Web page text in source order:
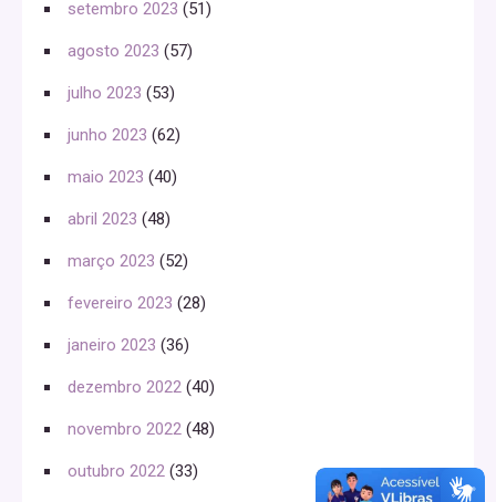
setembro 2023 (51)
agosto 2023 (57)
julho 2023 (53)
junho 2023 (62)
maio 2023 (40)
abril 2023 (48)
março 2023 (52)
fevereiro 2023 (28)
janeiro 2023 (36)
dezembro 2022 (40)
novembro 2022 (48)
outubro 2022 (33)